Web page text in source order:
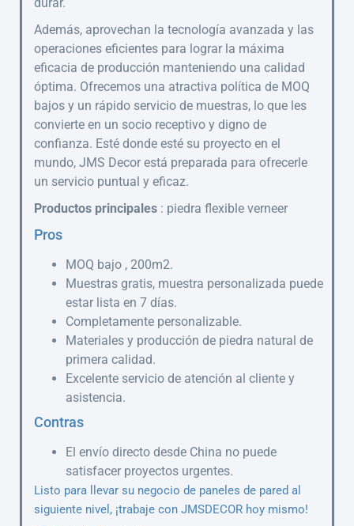
Además, aprovechan la tecnología avanzada y las
operaciones eficientes para lograr la máxima
eficacia de producción manteniendo una calidad
óptima. Ofrecemos una atractiva política de MOQ
bajos y un rápido servicio de muestras, lo que les
convierte en un socio receptivo y digno de
confianza. Esté donde esté su proyecto en el
mundo, JMS Decor está preparada para ofrecerle
un servicio puntual y eficaz.
Productos principales : piedra flexible verneer
Pros
MOQ bajo , 200m2.
Muestras gratis, muestra personalizada puede
estar lista en 7 días.
Completamente personalizable.
Materiales y producción de piedra natural de
primera calidad.
Excelente servicio de atención al cliente y
asistencia.
Contras
El envío directo desde China no puede
satisfacer proyectos urgentes.
Listo para llevar su negocio de paneles de pared al
siguiente nivel, ¡trabaje con JMSDECOR hoy mismo!